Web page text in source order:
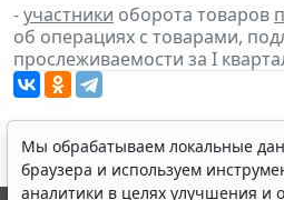
-участники оборота товаров
об операциях с товарами,
прослеживаемости за I
Мы обрабатываем локальные
браузера и используем
аналитики в целях улучшения и